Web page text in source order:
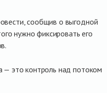
сообщив о выгодной
нужно фиксировать его
— это контроль над потоком